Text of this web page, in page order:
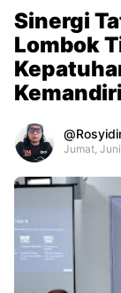
Sinergi
Lombok
Jumat,